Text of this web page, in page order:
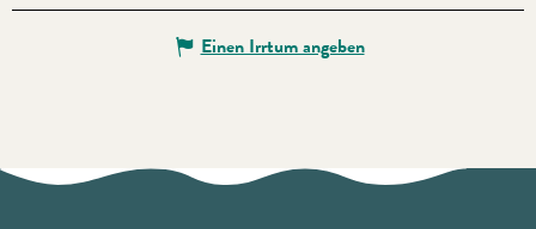
Einen Irrtum angeben